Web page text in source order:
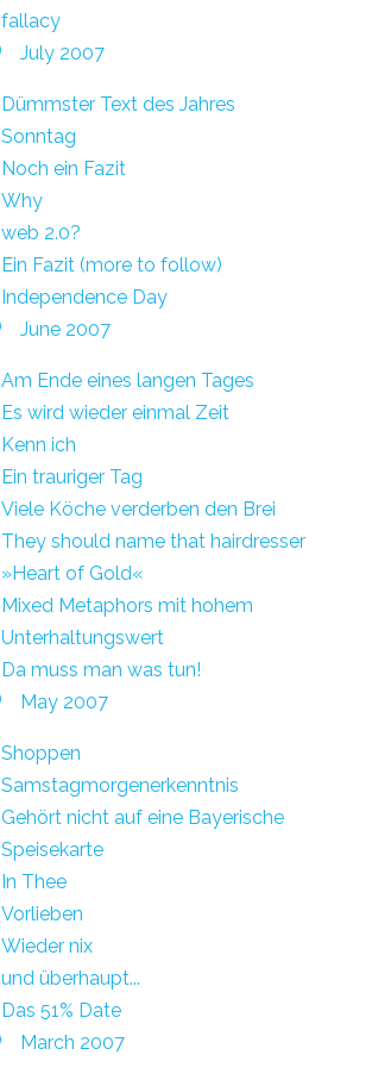
fallacy
July 2007
Dümmster Text des Jahres
Sonntag
Noch ein Fazit
Why
web 2.0?
Ein Fazit (more to follow)
Independence Day
June 2007
Am Ende eines langen Tages
Es wird wieder einmal Zeit
Kenn ich
Ein trauriger Tag
Viele Köche verderben den Brei
They should name that hairdresser
»Heart of Gold«
Mixed Metaphors mit hohem
Unterhaltungswert
Da muss man was tun!
May 2007
Shoppen
Samstagmorgenerkenntnis
Gehört nicht auf eine Bayerische
Speisekarte
In Thee
Vorlieben
Wieder nix
und überhaupt...
Das 51% Date
March 2007